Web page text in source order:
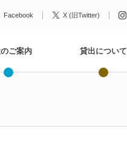
Facebook X (旧Twitter)
ご案内 貸出について